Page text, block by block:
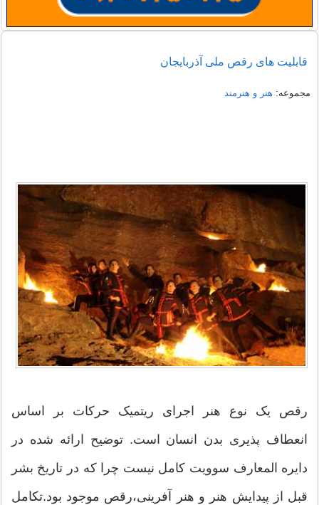
قابلیت های رقص ملی آذربایجان
مجموعه: هنر و هنرمند
رقص یک نوع هنر اجرای ریتمیک حرکات بر اساس
انعطاف پذیری بدن انسان است. توضیح ارائه شده در
دایره المعارف سوویت کامل نیست چرا که در تاریخ بشر
قبل از پیدایش هنر و هنر آفرینی،رقص موجود بود.تکامل